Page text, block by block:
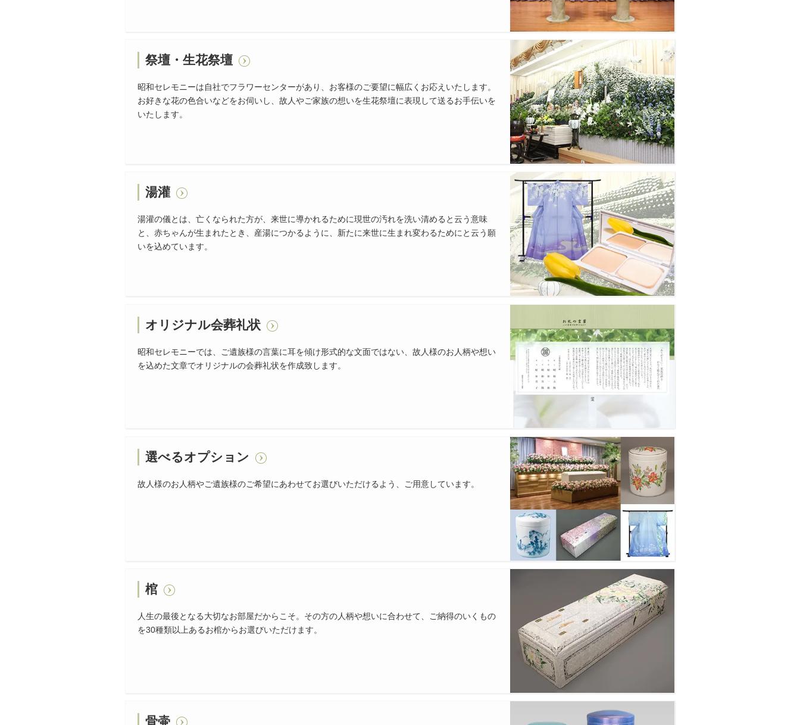
祭壇・生花祭壇
昭和セレモニーは自社でフラワーセンターがあり、お客様のご要望に幅広くお応えいたします。
お好きな花の色合いなどをお伺いし、故人やご家族の想いを生花祭壇に表現して送るお手伝いを
いたします。
湯灌
湯灌の儀とは、亡くなられた方が、来世に導かれるために現世の汚れを洗い清めると云う意味
と、赤ちゃんが生まれたとき、産湯につかるように、新たに来世に生まれ変わるためにと云う願
いを込めています。
オリジナル会葬礼状
昭和セレモニーでは、ご遺族様の言葉に耳を傾け形式的な文面ではない、故人様のお人柄や想い
を込めた文章でオリジナルの会葬礼状を作成致します。
選べるオプション
故人様のお人柄やご遺族様のご希望にあわせてお選びいただけるよう、ご用意しています。
棺
人生の最後となる大切なお部屋だからこそ。その方の人柄や想いに合わせて、ご納得のいくもの
を30種類以上あるお棺からお選びいただけます。
骨壷